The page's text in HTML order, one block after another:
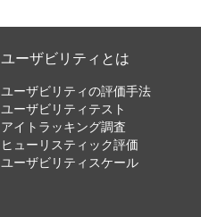
ユーザビリティとは
ユーザビリティの評価手法
ユーザビリティテスト
アイトラッキング調査
ヒューリスティック評価
ユーザビリティスケール